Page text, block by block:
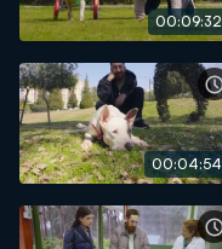
00:09:32
00:04:54